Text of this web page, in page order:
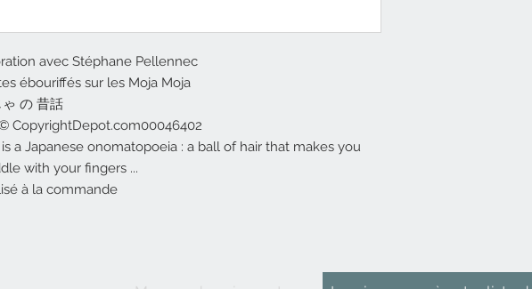
avec Stéphane Pellennec
ébouriffés sur les Moja Moja
の 昔話
CopyrightDepot.com00046402
a Japanese onomatopoeia : a ball of hair that makes you
with your fingers ...
à la commande